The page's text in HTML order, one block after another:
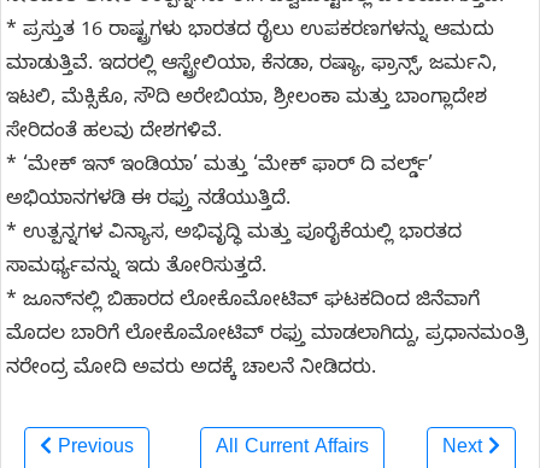
* ಪ್ರಸ್ತುತ 16 ರಾಷ್ಟ್ರಗಳು ಭಾರತದ ರೈಲು ಉಪಕರಣಗಳನ್ನು ಆಮದು
ಮಾಡುತ್ತಿವೆ. ಇದರಲ್ಲಿ ಆಸ್ಟ್ರೇಲಿಯಾ, ಕೆನಡಾ, ರಷ್ಯಾ, ಫ್ರಾನ್ಸ್‌, ಜರ್ಮನಿ,
ಇಟಲಿ, ಮೆಕ್ಸಿಕೊ, ಸೌದಿ ಅರೇಬಿಯಾ, ಶ್ರೀಲಂಕಾ ಮತ್ತು ಬಾಂಗ್ಲಾದೇಶ
ಸೇರಿದಂತೆ ಹಲವು ದೇಶಗಳಿವೆ.
* ‘ಮೇಕ್‌ ಇನ್‌ ಇಂಡಿಯಾ’ ಮತ್ತು ‘ಮೇಕ್‌ ಫಾರ್‌ ದಿ ವರ್ಲ್ಡ್‌’
ಅಭಿಯಾನಗಳಡಿ ಈ ರಫ್ತು ನಡೆಯುತ್ತಿದೆ.
* ಉತ್ಪನ್ನಗಳ ವಿನ್ಯಾಸ, ಅಭಿವೃದ್ಧಿ ಮತ್ತು ಪೂರೈಕೆಯಲ್ಲಿ ಭಾರತದ
ಸಾಮರ್ಥ್ಯವನ್ನು ಇದು ತೋರಿಸುತ್ತದೆ.
* ಜೂನ್‌ನಲ್ಲಿ ಬಿಹಾರದ ಲೋಕೊಮೋಟಿವ್‌ ಘಟಕದಿಂದ ಜಿನೆವಾಗೆ
ಮೊದಲ ಬಾರಿಗೆ ಲೋಕೊಮೋಟಿವ್‌ ರಫ್ತು ಮಾಡಲಾಗಿದ್ದು, ಪ್ರಧಾನಮಂತ್ರಿ
ನರೇಂದ್ರ ಮೋದಿ ಅವರು ಅದಕ್ಕೆ ಚಾಲನೆ ನೀಡಿದರು.
Previous All Current Affairs Next